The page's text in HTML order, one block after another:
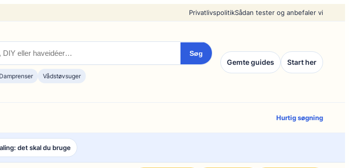
PrivatlivspolitikSådan tester og anbefaler vi
Søg
Damprenser Vådstøvsuger
Gemte guides Start her
Hurtig søgning
det skal du bruge